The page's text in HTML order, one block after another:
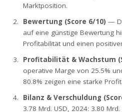
Marktposition.
Bewertung (Score 6/10) —
auf eine günstige Bewertung
Profitabilität und einen
Profitabilität & Wachstum
operative Marge von 25.5%
80.8% zeigen eine starke
Bilanz & Verschuldung
3.78 Mrd. USD, 2024: 3.80